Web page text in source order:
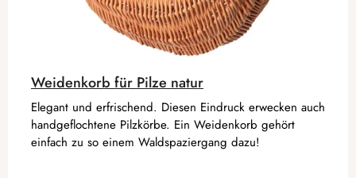
Weidenkorb für Pilze natur
Elegant und erfrischend. Diesen Eindruck erwecken auch
handgeflochtene Pilzkörbe. Ein Weidenkorb gehört
einfach zu so einem Waldspaziergang dazu!